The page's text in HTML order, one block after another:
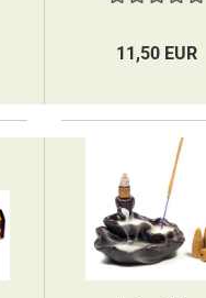
11,50 EUR